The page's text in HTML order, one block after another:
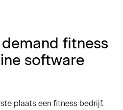
fitness
software
plaats een fitness bedrijf.